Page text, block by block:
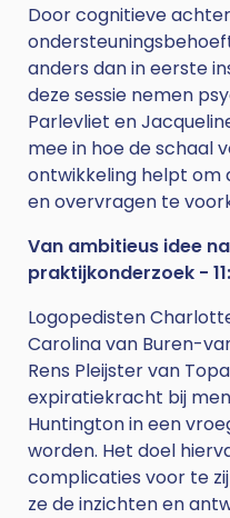
Door cognitieve
anders dan in eerste
deze sessie nemen
Parlevliet en
mee in hoe de schaal
ontwikkeling helpt om
en overvragen te
Van ambitieus idee
praktijkonderzoek -
Logopedisten
Carolina van Buren-
Rens Pleijster van
expiratiekracht bij
Huntington in een
worden. Het doel
complicaties voor te
ze de inzichten en